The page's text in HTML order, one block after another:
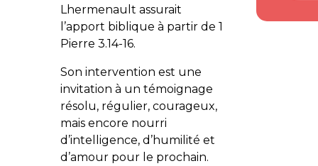
Lhermenault assurait
l’apport biblique à partir de 1
Pierre 3.14-16.
Son intervention est une
invitation à un témoignage
résolu, régulier, courageux,
mais encore nourri
d’intelligence, d’humilité et
d’amour pour le prochain.